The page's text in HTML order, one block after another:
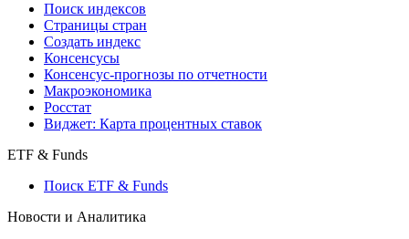
Поиск индексов
Страницы стран
Создать индекс
Консенсусы
Консенсус-прогнозы по отчетности
Макроэкономика
Росстат
Виджет: Карта процентных ставок
ETF & Funds
Поиск ETF & Funds
Новости и Аналитика